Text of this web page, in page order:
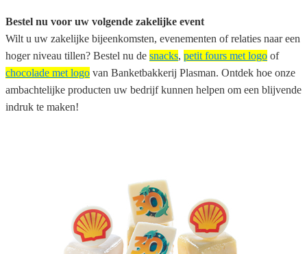
Bestel nu voor uw volgende zakelijke event
Wilt u uw zakelijke bijeenkomsten, evenementen of relaties naar een
hoger niveau tillen? Bestel nu de snacks, petit fours met logo of
chocolade met logo van Banketbakkerij Plasman. Ontdek hoe onze
ambachtelijke producten uw bedrijf kunnen helpen om een blijvende
indruk te maken!